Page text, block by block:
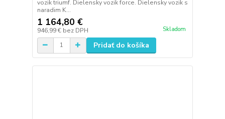
vozik triumf. Dielensky vozik force. Dielensky vozik s
naradim K...
1 164,80 €
946,99 € bez DPH Skladom
Pridať do košíka